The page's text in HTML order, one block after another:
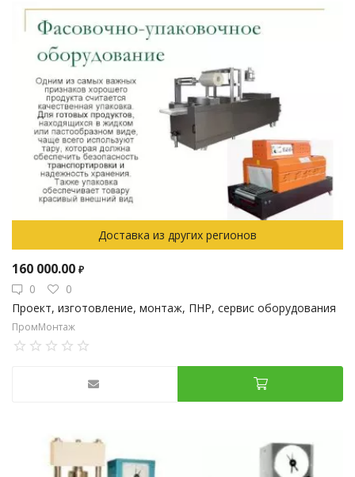
Доставка из других регионов
160 000.00 ₽
0
0
Проект, изготовление, монтаж, ПНР, сервис оборудования
ПромМонтаж